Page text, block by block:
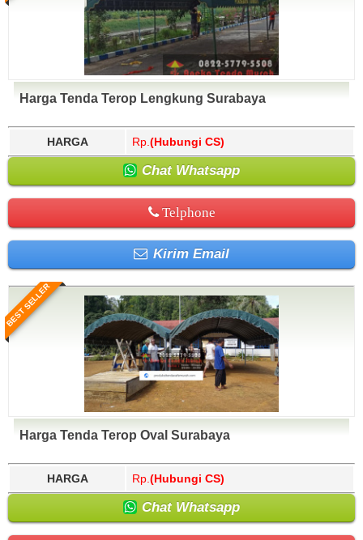
Harga Tenda Terop Lengkung Surabaya
HARGA Rp. (Hubungi CS)
Chat Whatsapp
Telphone
Kirim Email
BEST SELLER
Harga Tenda Terop Oval Surabaya
HARGA Rp. (Hubungi CS)
Chat Whatsapp